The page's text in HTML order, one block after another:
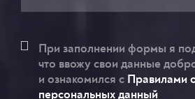
При заполнении формы я
что ввожу свои данные
и ознакомился c Правилами
персональных данный